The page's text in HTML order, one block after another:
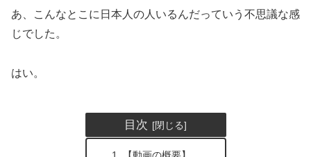
あ、こんなとこに日本人の人いるんだっていう不思議な感
じでした。
はい。
目次